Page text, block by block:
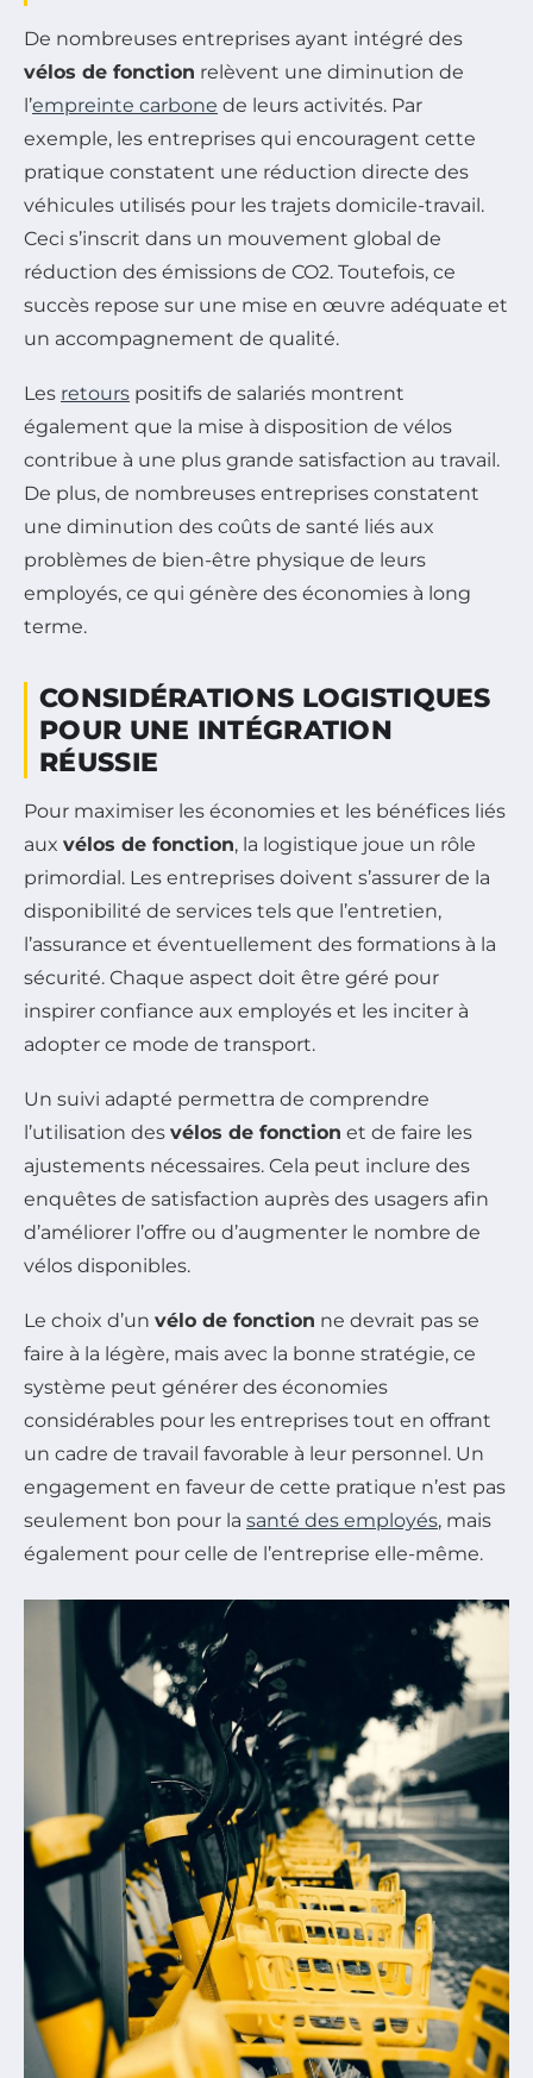
De nombreuses entreprises ayant intégré des
vélos de fonction relèvent une diminution de
l’empreinte carbone de leurs activités. Par
exemple, les entreprises qui encouragent cette
pratique constatent une réduction directe des
véhicules utilisés pour les trajets domicile-travail.
Ceci s’inscrit dans un mouvement global de
réduction des émissions de CO2. Toutefois, ce
succès repose sur une mise en œuvre adéquate et
un accompagnement de qualité.
Les retours positifs de salariés montrent
également que la mise à disposition de vélos
contribue à une plus grande satisfaction au travail.
De plus, de nombreuses entreprises constatent
une diminution des coûts de santé liés aux
problèmes de bien-être physique de leurs
employés, ce qui génère des économies à long
terme.
CONSIDÉRATIONS LOGISTIQUES
POUR UNE INTÉGRATION
RÉUSSIE
Pour maximiser les économies et les bénéfices liés
aux vélos de fonction, la logistique joue un rôle
primordial. Les entreprises doivent s’assurer de la
disponibilité de services tels que l’entretien,
l’assurance et éventuellement des formations à la
sécurité. Chaque aspect doit être géré pour
inspirer confiance aux employés et les inciter à
adopter ce mode de transport.
Un suivi adapté permettra de comprendre
l’utilisation des vélos de fonction et de faire les
ajustements nécessaires. Cela peut inclure des
enquêtes de satisfaction auprès des usagers afin
d’améliorer l’offre ou d’augmenter le nombre de
vélos disponibles.
Le choix d’un vélo de fonction ne devrait pas se
faire à la légère, mais avec la bonne stratégie, ce
système peut générer des économies
considérables pour les entreprises tout en offrant
un cadre de travail favorable à leur personnel. Un
engagement en faveur de cette pratique n’est pas
seulement bon pour la santé des employés, mais
également pour celle de l’entreprise elle-même.